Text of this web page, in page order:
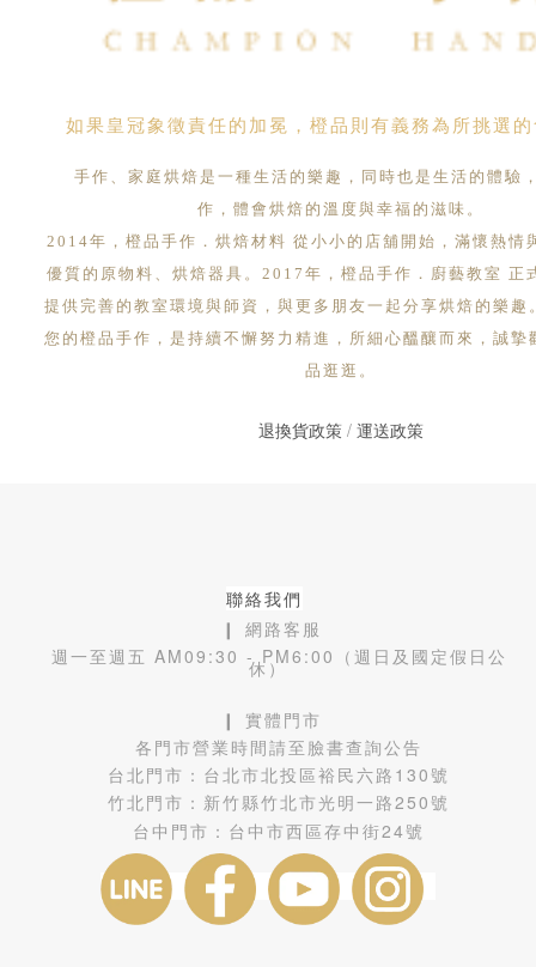
如果皇冠象徵責任的加冕，橙品則有義務為所挑選
手作、家庭烘焙是一種生活的樂趣，同時也是生活的體驗
作，體會烘焙的溫度與幸福的滋味。
2014年，橙品手作．烘焙材料 從小小的店舖開始，滿懷熱情
優質的原物料、烘焙器具。2017年，橙品手作．廚藝教室 正
提供完善的教室環境與師資，與更多朋友一起分享烘焙的樂趣
您的橙品手作，是持續不懈努力精進，所細心醞釀而來，誠摯
品逛逛。
退換貨政策/ 運送政策
聯絡我們
❙ 網路客服
週一至週五 AM09:30 - PM6:00（週日及國定假日公
休）
❙ 實體門市
各門市營業時間請至臉書查詢公告
台北門市： 台北市北投區裕民六路130號
竹北門市： 新竹縣竹北市光明一路250號
台中門市： 台中市西區存中街24號